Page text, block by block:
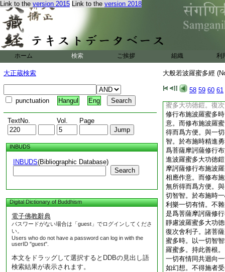
Link to the version 2015 Link to the version 2018
ホーム 検索 ご挨拶 組織 利
大正蔵検索
punctuation Hangul Eng
TextNo. Vol. Page
INBUDS
INBUDS(Bibliographic Database)
Search
Digital Dictionary of Buddhism
電子佛教辭典
パスワードがない場合は「guest」でログインしてくださ
い。
Users who do not have a password can log in with the
userID "guest".
本文をドラッグして選択するとDDBの見出し語
検索結果が表示されます。
大般若波羅蜜多經
58 59 60 61
蜜多時。以一切智
羅蜜多。持此善根
一切有情同共迴向
起聲聞獨覺作意。
功徳鎧。復次舍利
施波羅蜜多時。以
布施波羅蜜多。持
便。與一切有情同
時。信忍欲樂修布
蜜多大功徳鎧。復
修行布施波羅蜜多
意。而修布施波羅
得而爲方便。與一
智。於布施時精進
爲菩薩摩訶薩修行
進波羅蜜多大功徳
摩訶薩修行布施波
相應作意。而修布
無所得而爲方便。
切智智。於布施時
利樂一切有情。不
是爲菩薩摩訶薩修
靜慮波羅蜜多大功
復次舍利子。諸菩
蜜多時。以一切智
羅蜜多。持此善根
一切有情同共迴向
如幻想。不得施者